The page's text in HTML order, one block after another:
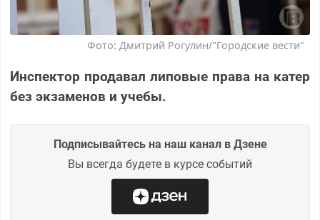
Фото: Дмитрий Рогулин/"Городские вести"
Инспектор продавал липовые права на катер
без экзаменов и учебы.
Подписывайтесь на наш канал в Дзене
Вы всегда будете в курсе событий